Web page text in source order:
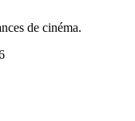
de cinéma.